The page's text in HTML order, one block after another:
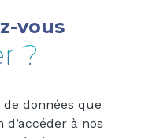
vous
?
données que
à nos